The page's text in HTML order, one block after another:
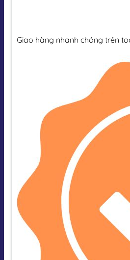
Giao hàng nhanh chóng trên